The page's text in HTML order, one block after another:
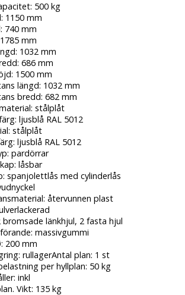
500 kg
1150 mm
740 mm
mm
1032 mm
686 mm
1500 mm
längd: 1032 mm
bredd: 682 mm
stålplåt
ljusblå RAL 5012
stålplåt
ljusblå RAL 5012
pardörrar
låsbar
spanjolettlås med cylinderlås
återvunnen plast
bromsade länkhjul, 2 fasta hjul
massivgummi
200 mm
rullagerAntal plan: 1 st
per hyllplan: 50 kg
inkl
Vikt: 135 kg